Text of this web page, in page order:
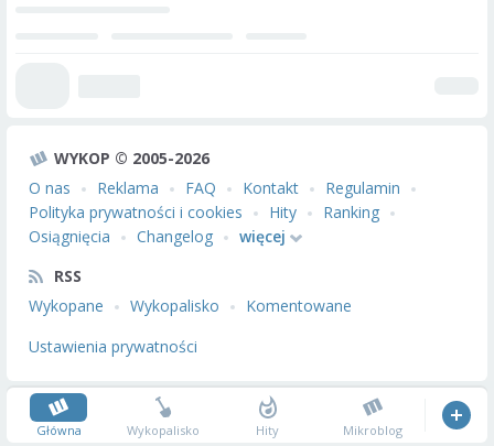
WYKOP © 2005-2026
O nas
Reklama FAQ Kontakt
Regulamin
Polityka prywatności i cookies
Hity
Ranking
Osiągnięcia
Changelog
więcej
RSS
Wykopane
Wykopalisko
Komentowane
Ustawienia prywatności
Główna Wykopalisko Hity Mikroblog